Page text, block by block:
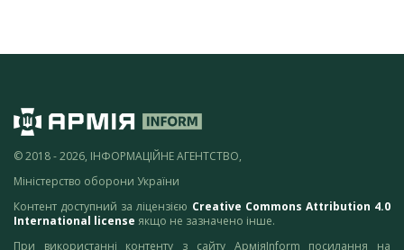
© 2018 - 2026, ІНФОРМАЦІЙНЕ АГЕНТСТВО,
Міністерство оборони України
Контент доступний за ліцензією Creative Commons Attribution 4.0
International license якщо не зазначено інше.
При використанні контенту з сайту АрміяInform посилання на